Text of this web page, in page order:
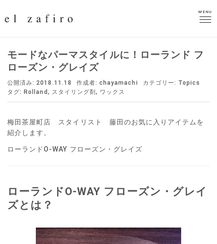
MENU
MENU
モードなパーマスタイルに！ローランド フ
ローズン・グレイズ
公開済み: 2018.11.18 作成者:chayamachi カテゴリー: Topics
タグ: Rolland , スタイリング剤, ワックス
梅田茶屋町店 スタイリスト 藤田のお気に入りアイテムを
紹介します。
ローランドO-WAY フローズン・グレイズ
ローランドO-WAY フローズン・グレイ
ズとは？